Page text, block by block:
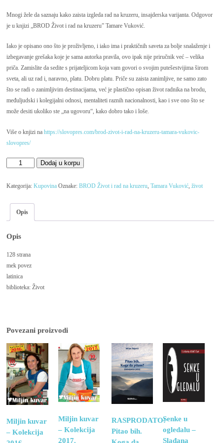
je
bila:
je:
рсд500.00.
Mnogi žele da saznaju kako zaista izgleda rad na kruzeru, insajderska varijanta. Odgovor
je u knjizi „BROD Život i rad na kruzeru” Tamare Vuković.
Iako je opisano ono što je proživljeno, i iako ima i praktičnih saveta za bolje snalaženje i
izbegavanje grešaka koje je sama autorka pravila, ovo ipak nije priručnik već – velika
priča. Zamislite da sedite s prijateljicom koja vam govori o svojim putešestvijima širom
sveta, ali uz rad i, naravno, platu. Dobru platu. Priče su zaista zanimljive, ne samo zato
što se radi o zanimljivim destinacijama, već je plastično opisan život radnika na brodu,
međuljudski i kolegijalni odnosi, mentaliteti raznih nacionalnosti, kao i sve ono što se
može desiti ukoliko ste „na ugovoru“, kako dobro tako i loše.
Više o knjizi nahttps://slovopres.com/brod-zivot-i-rad-na-kruzeru-tamara-vukovic-
slovopres/
BROD
i
na
kruzeru
Tamara
Dodaj u korpu
Kategorija:Kupovina Oznake:BROD Život i rad na kruzeru,Tamara Vuković,život
Opis
Opis
128 strana
mek povez
latinica
biblioteka: Život
Povezani proizvodi
Miljin kuvar
– Kolekcija
Senke u
ogledalu –
Slađana
Miljin kuvar
– Kolekcija
2017.
RASPRODATO!
Pitao bih.